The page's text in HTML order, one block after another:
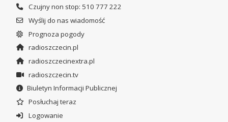
Czujny non stop: 510 777 222
Wyślij do nas wiadomość
Prognoza pogody
radioszczecin.pl
radioszczecinextra.pl
radioszczecin.tv
Biuletyn Informacji Publicznej
Posłuchaj teraz
Logowanie